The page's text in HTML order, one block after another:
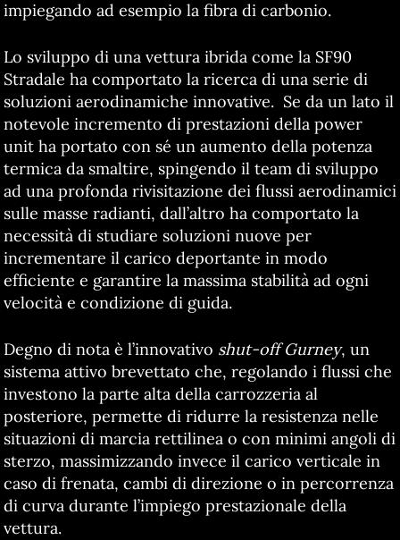
impiegando ad esempio la fibra di carbonio.
Lo sviluppo di una vettura ibrida come la SF90
Stradale ha comportato la ricerca di una serie di
soluzioni aerodinamiche innovative. Se da un lato il
notevole incremento di prestazioni della power
unit ha portato con sé un aumento della potenza
termica da smaltire, spingendo il team di sviluppo
ad una profonda rivisitazione dei flussi aerodinamici
sulle masse radianti, dall’altro ha comportato la
necessità di studiare soluzioni nuove per
incrementare il carico deportante in modo
efficiente e garantire la massima stabilità ad ogni
velocità e condizione di guida.
Degno di nota è l’innovativo shut-off Gurney, un
sistema attivo brevettato che, regolando i flussi che
investono la parte alta della carrozzeria al
posteriore, permette di ridurre la resistenza nelle
situazioni di marcia rettilinea o con minimi angoli di
sterzo, massimizzando invece il carico verticale in
caso di frenata, cambi di direzione o in percorrenza
di curva durante l’impiego prestazionale della
vettura.